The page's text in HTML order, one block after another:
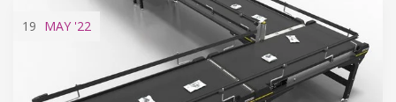
19 MAY '22